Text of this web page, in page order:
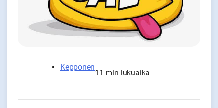
Kepponen
11 min lukuaika